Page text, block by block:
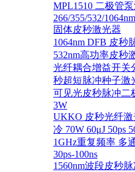
MPL1510 二极管
266/355/532/1064nm
固体皮秒激光器
1064nm DFB 皮秒
532nm高功率皮秒
光纤耦合增益开关
秒超短脉冲种子激
可见光皮秒脉冲二
3W
UKKO 皮秒光纤激
冷 70W 60μJ 50ps
1GHz重复频率 多
30ps-100ns
1560nm波段皮秒